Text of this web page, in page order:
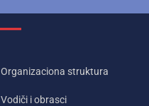
Organizaciona struktura
Vodiči i obrasci